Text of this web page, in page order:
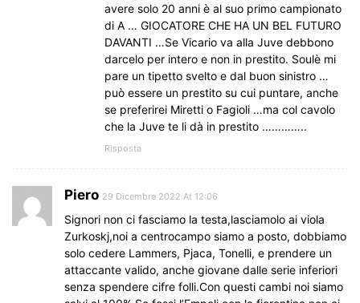
avere solo 20 anni è al suo primo campionato
di A … GIOCATORE CHE HA UN BEL FUTURO
DAVANTI …Se Vicario va alla Juve debbono
darcelo per intero e non in prestito. Soulè mi
pare un tipetto svelto e dal buon sinistro …
può essere un prestito su cui puntare, anche
se preferirei Miretti o Fagioli …ma col cavolo
che la Juve te li dà in prestito …………..
Risposta
Piero 29 Dicembre 2022 At 12:06
Signori non ci fasciamo la testa,lasciamolo ai viola
Zurkoskj,noi a centrocampo siamo a posto, dobbiamo
solo cedere Lammers, Pjaca, Tonelli, e prendere un
attaccante valido, anche giovane dalle serie inferiori
senza spendere cifre folli.Con questi cambi noi siamo